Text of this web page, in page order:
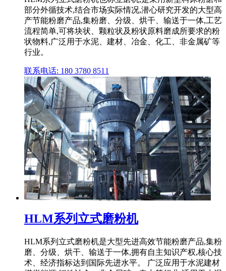
部分外循技术,结合市场实际情况,潜心研究开发的大型高
产节能粉磨产品,集粉磨、分级、烘干、输送于一体,工艺
流程简单,可将块状、颗粒状及粉状原料磨成所要求的粉
状物料,广泛用于水泥、建材、冶金、化工、非金属矿等
行业。
联系电话: 180 3780 8511
HLM系列立式磨粉机
HLM系列立式磨粉机是大型先进高效节能粉磨产品,集粉
磨、分级、烘干、输送于一体,拥有自主知识产权,核心技
术、经济指标达到国际先进水平。 广泛应用于水泥建材